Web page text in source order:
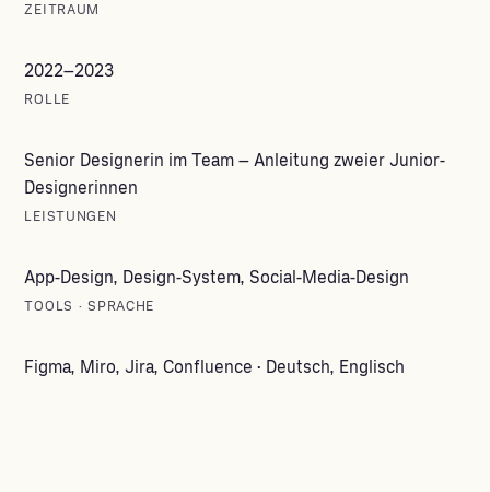
ZEITRAUM
2022–2023
ROLLE
Senior Designerin im Team – Anleitung zweier Junior-
Designerinnen
LEISTUNGEN
App-Design, Design-System, Social-Media-Design
TOOLS · SPRACHE
Figma, Miro, Jira, Confluence · Deutsch, Englisch